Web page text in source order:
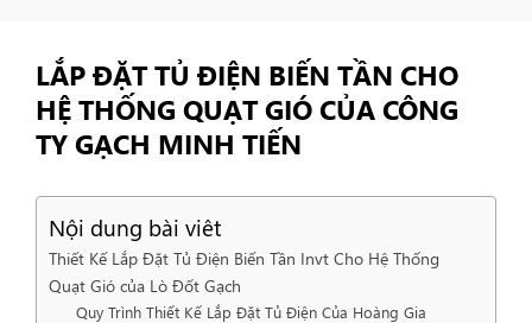
LẮP ĐẶT TỦ ĐIỆN BIẾN TẦN CHO
HỆ THỐNG QUẠT GIÓ CỦA CÔNG
TY GẠCH MINH TIẾN
Nội dung bài viêt
Thiết Kế Lắp Đặt Tủ Điện Biến Tần Invt Cho Hệ Thống
Quạt Gió của Lò Đốt Gạch
Quy Trình Thiết Kế Lắp Đặt Tủ Điện Của Hoàng Gia